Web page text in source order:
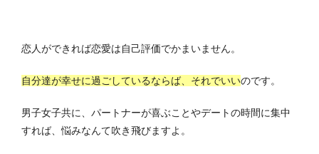
恋人ができれば恋愛は自己評価でかまいません。
自分達が幸せに過ごしているならば、それでいいのです。
男子女子共に、パートナーが喜ぶことやデートの時間に集中
すれば、悩みなんて吹き飛びますよ。